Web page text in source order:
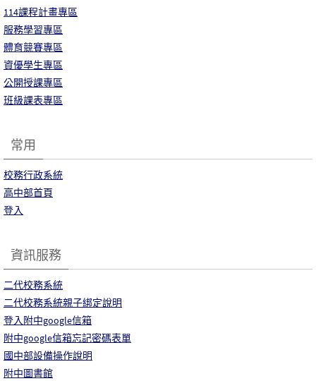
114課程計畫專區
服務學習專區
體育競賽專區
資優學生專區
公開授課專區
班級課表專區
常用
校務行政系統
高中部首頁
登入
資訊服務
二代校務系統
二代校務系統親子綁定說明
登入附中google信箱
附中google信箱忘記密碼表單
國中部設備操作說明
附中圖書館